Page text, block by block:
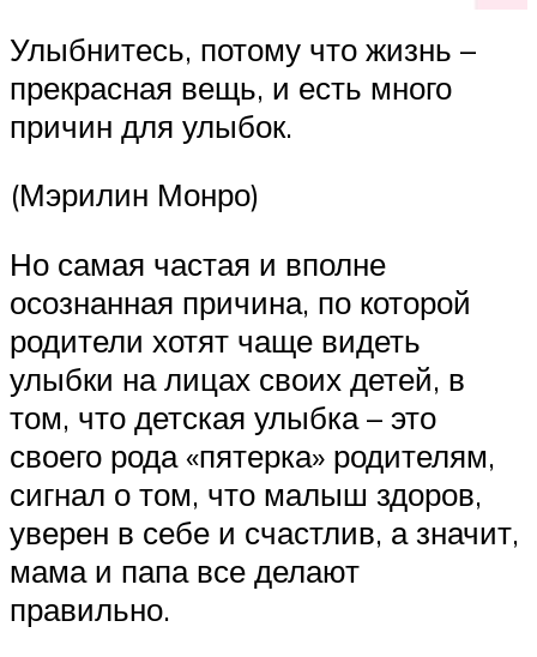
Улыбнитесь, потому что жизнь –
прекрасная вещь, и есть много
причин для улыбок.
(Мэрилин Монро)
Но самая частая и вполне
осознанная причина, по которой
родители хотят чаще видеть
улыбки на лицах своих детей, в
том, что детская улыбка – это
своего рода «пятерка» родителям,
сигнал о том, что малыш здоров,
уверен в себе и счастлив, а значит,
мама и папа все делают
правильно.